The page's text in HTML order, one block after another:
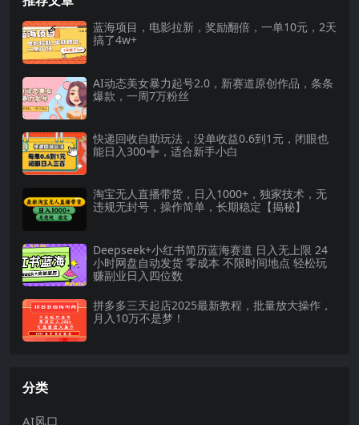
蓝海项目，电影拉新，奖励翻倍，一单10元，2天
搞了4w+
AI动态美女暴力起号2.0，新赛道原创作品，条条
爆款，一周7万粉丝
快递回收自助玩法，没单收益0.6到1元，闭眼也
能日入300➕，适合新手小白
淘宝无人直播带货，日入1000+，独家技术，无
违规无封号，操作简单，长期稳定【揭秘】
Deepseek+小红书简历蓝海赛道 日入无上限 24
小时网盘自动发货 零成本 不限时间地点 轻松玩
赚副业日入四位数
拼多多三天起店2025最新教程，批量放大操作，
月入10万不是梦！
分类
AI风口